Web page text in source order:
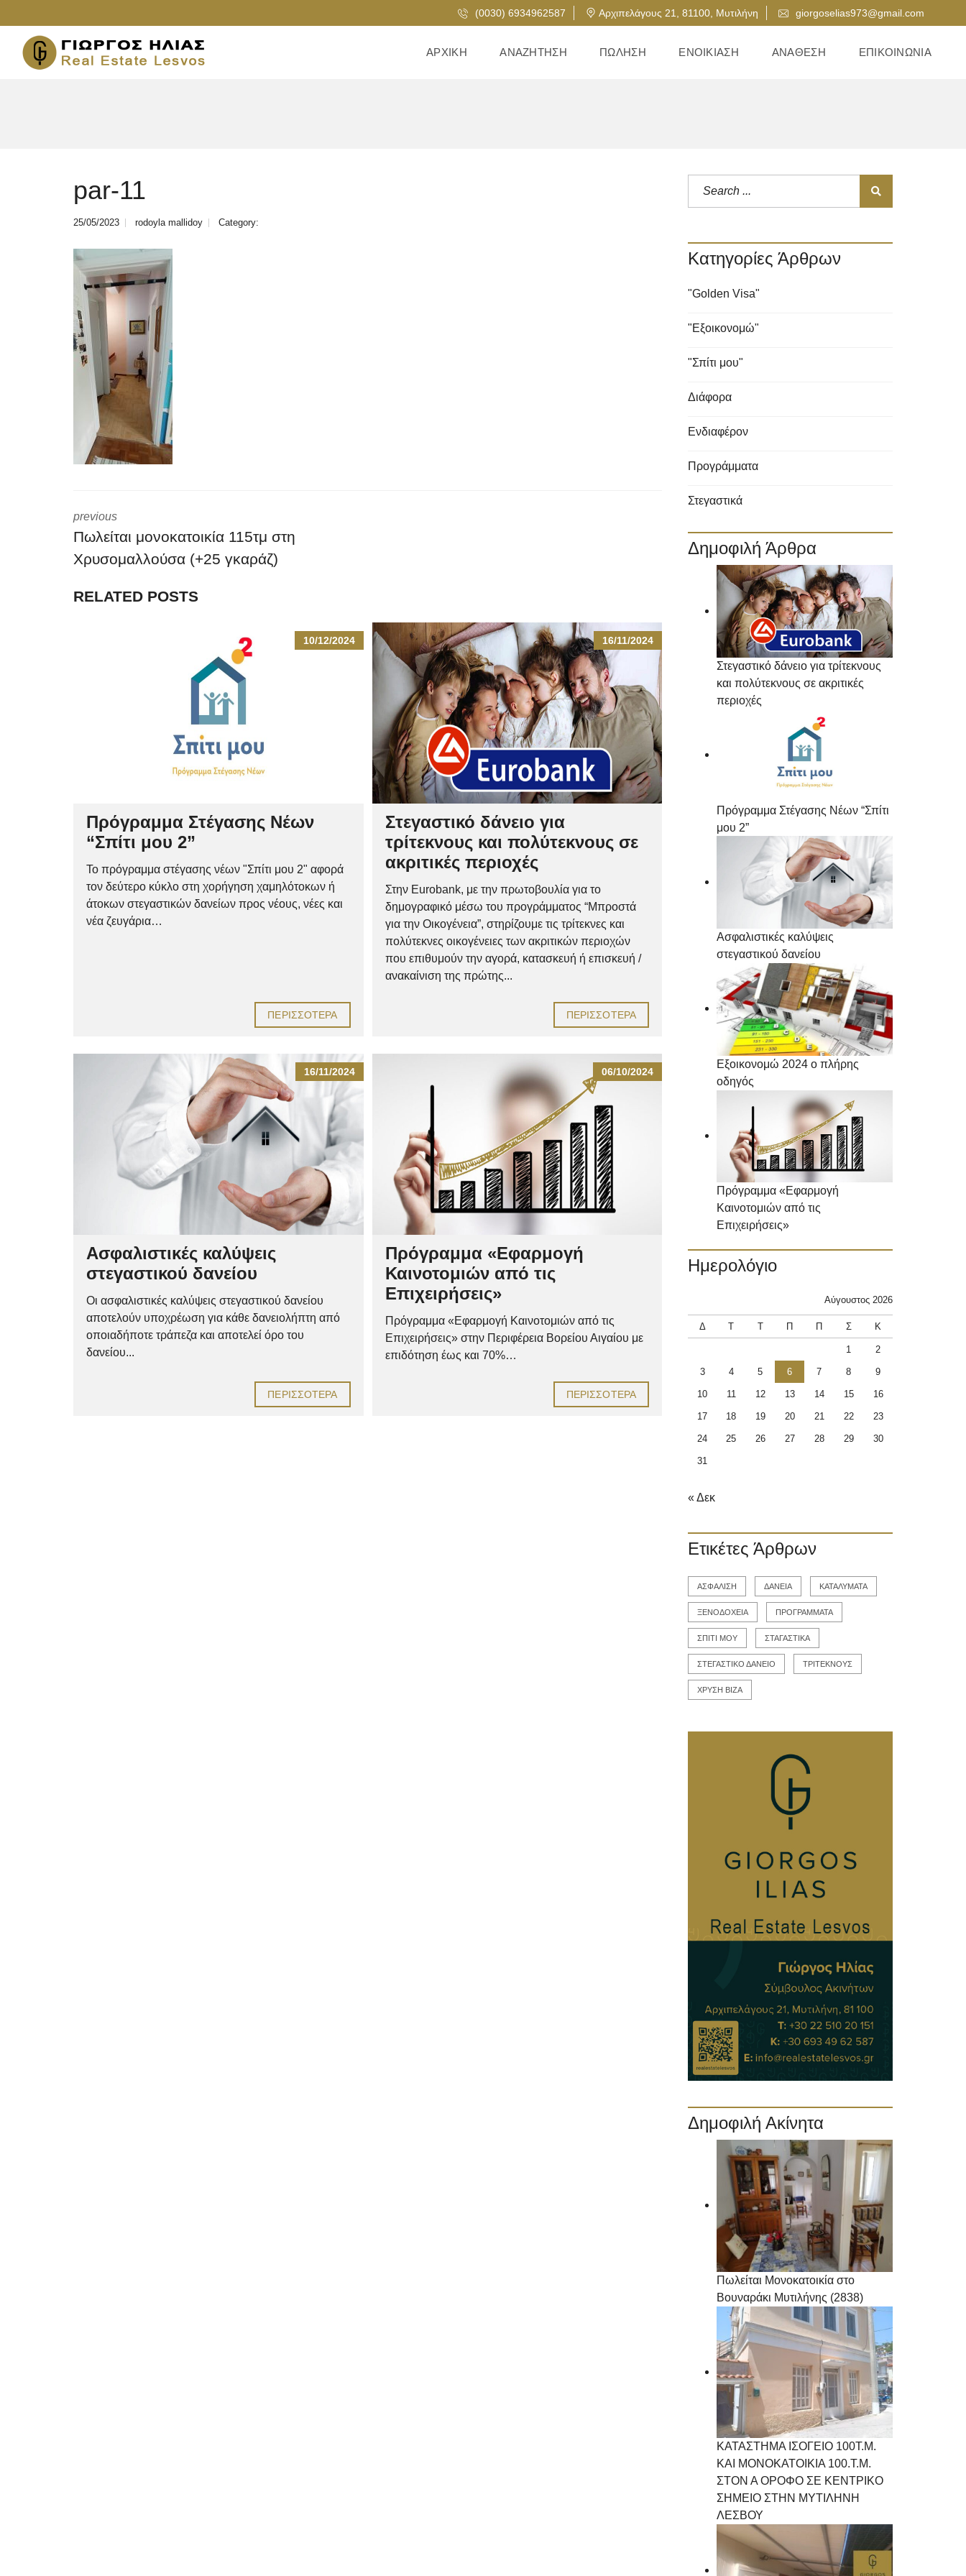
(0030) 6934962587 Αρχιπελάγους 21, 81100, Μυτιλήνη giorgoselias973@gmail.com
ΑΡΧΙΚΉ ΑΝΑΖΉΤΗΣΗ ΠΏΛΗΣΗ ΕΝΟΙΚΊΑΣΗ ΑΝΆΘΕΣΗ ΕΠΙΚΟΙΝΩΝΊΑ
par-11
25/05/2023 rodoyla mallidoy Category:
previous
Πωλείται μονοκατοικία 115τμ στη
Χρυσομαλλούσα (+25 γκαράζ)
RELATED POSTS
10/12/2024
Πρόγραμμα Στέγασης Νέων
“Σπίτι μου 2”
Το πρόγραμμα στέγασης νέων "Σπίτι μου 2" αφορά
τον δεύτερο κύκλο στη χορήγηση χαμηλότοκων ή
άτοκων στεγαστικών δανείων προς νέους, νέες και
νέα ζευγάρια…
ΠΕΡΙΣΣΌΤΕΡΑ
16/11/2024
Στεγαστικό δάνειο για
τρίτεκνους και πολύτεκνους σε
ακριτικές περιοχές
Στην Eurobank, με την πρωτοβουλία για το
δημογραφικό μέσω του προγράμματος “Μπροστά
για την Οικογένεια”, στηρίζουμε τις τρίτεκνες και
πολύτεκνες οικογένειες των ακριτικών περιοχών
που επιθυμούν την αγορά, κατασκευή ή επισκευή /
ανακαίνιση της πρώτης...
ΠΕΡΙΣΣΌΤΕΡΑ
16/11/2024
Ασφαλιστικές καλύψεις
στεγαστικού δανείου
Οι ασφαλιστικές καλύψεις στεγαστικού δανείου
αποτελούν υποχρέωση για κάθε δανειολήπτη από
οποιαδήποτε τράπεζα και αποτελεί όρο του
δανείου...
ΠΕΡΙΣΣΌΤΕΡΑ
06/10/2024
Πρόγραμμα «Εφαρμογή
Καινοτομιών από τις
Επιχειρήσεις»
Πρόγραμμα «Εφαρμογή Καινοτομιών από τις
Επιχειρήσεις» στην Περιφέρεια Βορείου Αιγαίου με
επιδότηση έως και 70%…
ΠΕΡΙΣΣΌΤΕΡΑ
Κατηγορίες Άρθρων
"Golden Visa"
"Εξοικονομώ"
"Σπίτι μου"
Διάφορα
Ενδιαφέρον
Προγράμματα
Στεγαστικά
Δημοφιλή Άρθρα
Στεγαστικό δάνειο για τρίτεκνους
και πολύτεκνους σε ακριτικές
περιοχές
Πρόγραμμα Στέγασης Νέων “Σπίτι
μου 2”
Ασφαλιστικές καλύψεις
στεγαστικού δανείου
Εξοικονομώ 2024 ο πλήρης
οδηγός
Πρόγραμμα «Εφαρμογή
Καινοτομιών από τις
Επιχειρήσεις»
Ημερολόγιο
Αύγουστος 2026
Δ Τ Τ Π Π Σ Κ
1 2
3 4 5 6 7 8 9
10 11 12 13 14 15 16
17 18 19 20 21 22 23
24 25 26 27 28 29 30
31
« Δεκ
Ετικέτες Άρθρων
ΑΣΦΑΛΙΣΗ ΔΑΝΕΙΑ ΚΑΤΑΛΥΜΑΤΑ
ΞΕΝΟΔΟΧΕΙΑ ΠΡΟΓΡΑΜΜΑΤΑ
ΣΠΙΤΙ ΜΟΥ ΣΤΑΓΑΣΤΙΚΑ
ΣΤΕΓΑΣΤΙΚΟ ΔΑΝΕΙΟ ΤΡΙΤΕΚΝΟΥΣ
ΧΡΥΣΗ ΒΙΖΑ
Δημοφιλή Ακίνητα
Πωλείται Μονοκατοικία στο
Βουναράκι Μυτιλήνης (2838)
ΚΑΤΑΣΤΗΜΑ ΙΣΟΓΕΙΟ 100Τ.Μ.
ΚΑΙ ΜΟΝΟΚΑΤΟΙΚΙΑ 100.Τ.Μ.
ΣΤΟΝ Α ΟΡΟΦΟ ΣΕ ΚΕΝΤΡΙΚΟ
ΣΗΜΕΙΟ ΣΤΗΝ ΜΥΤΙΛΗΝΗ
ΛΕΣΒΟΥ